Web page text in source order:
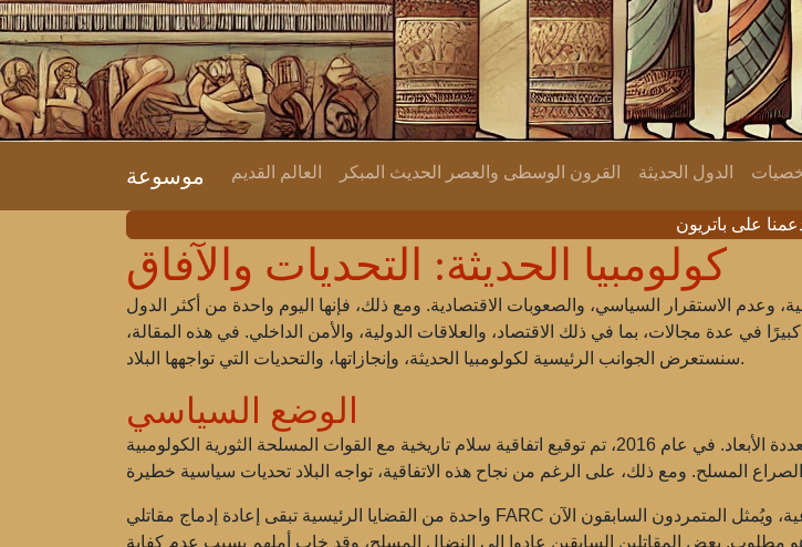
موسوعة العالم القديم القرون الوسطى والعصر الحديث المبكر الدول الحديثة
على باتريون
كولومبيا الحديثة: التحديات والآفاق
وعدم الاستقرار السياسي، والصعوبات الاقتصادية. ومع ذلك، فإنها اليوم واحدة من أكثر الدول
في عدة مجالات، بما في ذلك الاقتصاد، والعلاقات الدولية، والأمن الداخلي. في هذه المقالة،
سنستعرض الجوانب الرئيسية لكولومبيا الحديثة، وإنجازاتها، والتحديات التي تواجهها البلاد.
الوضع السياسي
اتفاقية سلام تاريخية مع
واحدة من القضايا الرئيسية تبقى
ويُمثل المتمردون السابقون الآن
مطلوب. بعض المقاتلين السابقين عادوا إلى النضال المسلح، وقد خاب أملهم بسبب عدم كفاية